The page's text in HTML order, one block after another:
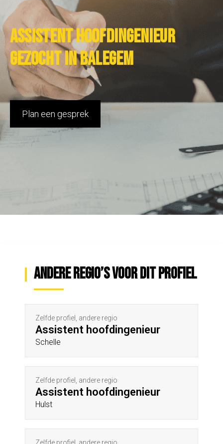
Assistent hoofdingenieur
gezocht in Balegem
Plan een gesprek
Andere regio’s voor dit profiel
Zelfde profiel, andere regio
Assistent hoofdingenieur
Schelle
Zelfde profiel, andere regio
Assistent hoofdingenieur
Hulst
Zelfde profiel, andere regio